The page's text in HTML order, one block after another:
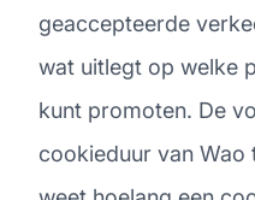
geaccepteerde
wat uitlegt op welke
kunt promoten. De
cookieduur van